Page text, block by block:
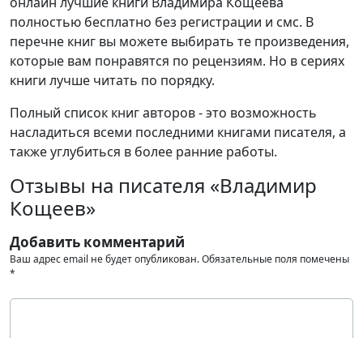
полностью бесплатно без регистрации и смс. В
перечне книг вы можете выбирать те произведения,
которые вам понравятся по рецензиям. Но в сериях
книги лучше читать по порядку.
Полный список книг авторов - это возможность
насладиться всеми последними книгами писателя, а
также углубиться в более ранние работы.
Отзывы на писателя «Владимир
Кощеев»
Добавить комментарий
Ваш адрес email не будет опубликован.Обязательные поля помечены
*